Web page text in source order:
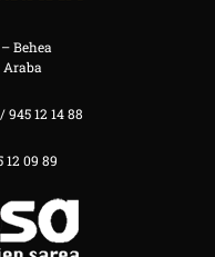
Behea
Araba
945 12 14 88
12 09 89